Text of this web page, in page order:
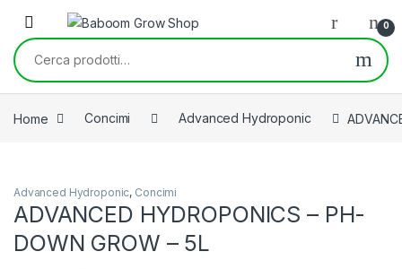
Skip to navigation
Skip to content
0
Cerca:
Home Concimi Advanced Hydroponic
Advanced Hydroponic, Concimi
ADVANCED HYDROPONICS – PH-
DOWN GROW – 5L